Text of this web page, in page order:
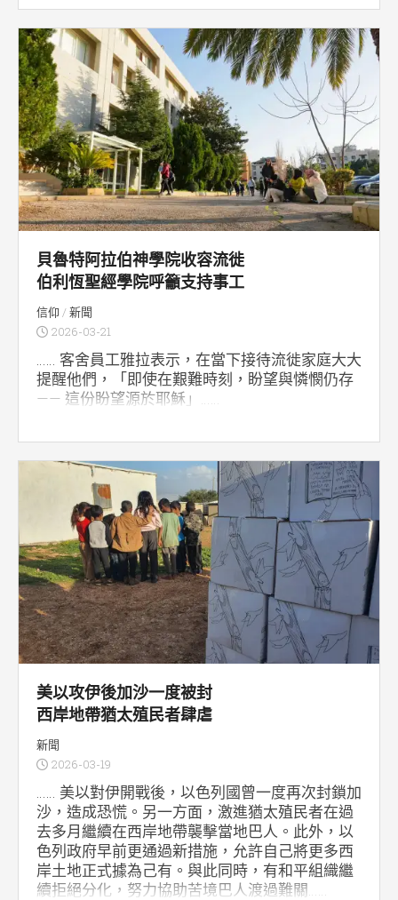
貝魯特阿拉伯神學院收容流徙
伯利恆聖經學院呼籲支持事工
信仰 /新聞
2026-03-21
…… 客舍員工雅拉表示，在當下接待流徙家庭大大
提醒他們，「即使在艱難時刻，盼望與憐憫仍存
—— 這份盼望源於耶穌」……
美以攻伊後加沙一度被封
西岸地帶猶太殖民者肆虐
新聞
2026-03-19
…… 美以對伊開戰後，以色列國曾一度再次封鎖加
沙，造成恐慌。另一方面，激進猶太殖民者在過
去多月繼續在西岸地帶襲擊當地巴人。此外，以
色列政府早前更通過新措施，允許自己將更多西
岸土地正式據為己有。與此同時，有和平組織繼
續拒絕分化，努力協助苦境巴人渡過難關……